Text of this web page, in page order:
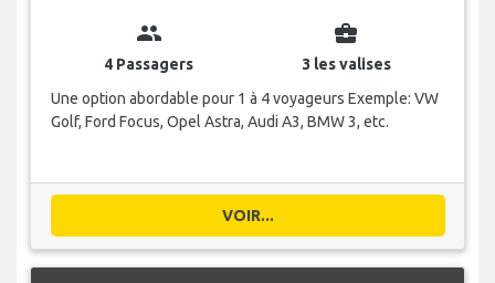
group
4 Passagers
business_center
3 les valises
Une option abordable pour 1 à 4 voyageurs Exemple: VW
Golf, Ford Focus, Opel Astra, Audi A3, BMW 3, etc.
VOIR...